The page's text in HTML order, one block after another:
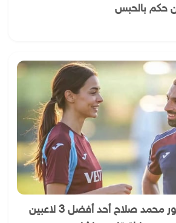
حكم بالحبس
مدرب طرابزون سبور محمد صلاح أحد أفضل 3 لاعبين